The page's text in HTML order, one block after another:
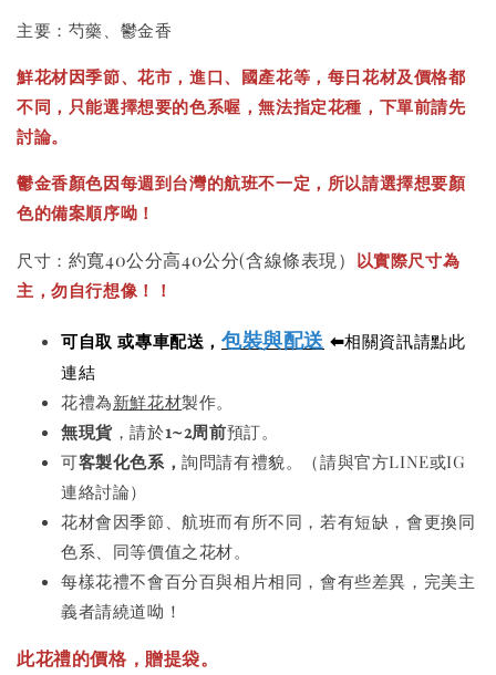
主要：芍藥、鬱金香
鮮花材因季節、花市，進口、國產花等，每日花材及價格都
不同，只能選擇想要的色系喔，無法指定花種，下單前請先
討論。
鬱金香顏色因每週到台灣的航班不一定，所以請選擇想要顏
色的備案順序呦！
尺寸： 約寬40公分高40公分(含線條表現） 以實際尺寸為
主，勿自行想像！！
可自取 或專車配送， 包裝與配送 ⬅相關資訊請點此
連結
花禮為新鮮花材製作。
無現貨，請於1~2周前預訂。
可客製化色系，詢問請有禮貌。（請與官方LINE或IG
連絡討論）
花材會因季節、航班而有所不同，若有短缺，會更換同
色系、同等價值之花材。
每樣花禮不會百分百與相片相同，會有些差異，完美主
義者請繞道呦！
此花禮的價格 ，贈提袋。